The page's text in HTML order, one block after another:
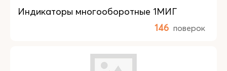
Индикаторы многооборотные 1МИГ
146 поверок